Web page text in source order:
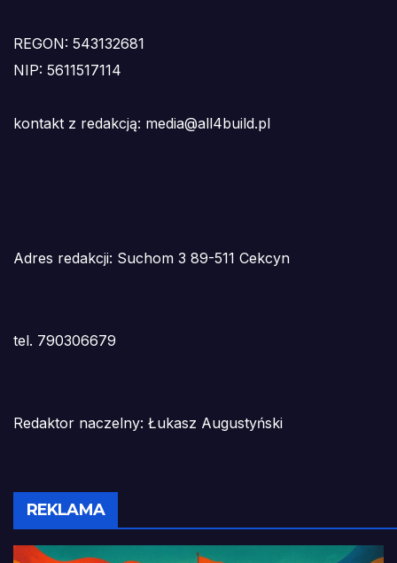
REGON: 543132681
NIP: 5611517114
kontakt z redakcją: media@all4build.pl
Adres redakcji: Suchom 3 89-511 Cekcyn
tel. 790306679
Redaktor naczelny: Łukasz Augustyński
REKLAMA